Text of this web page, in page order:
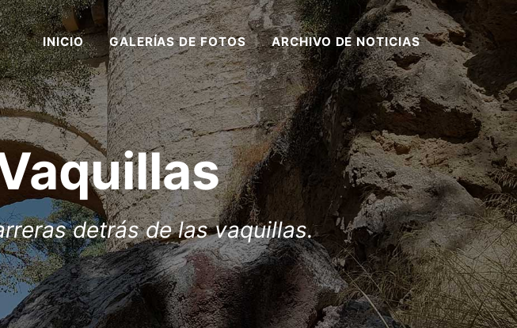
INICIO GALERÍAS DE FOTOS ARCHIVO DE NOTICIAS
detrás de las vaquillas.